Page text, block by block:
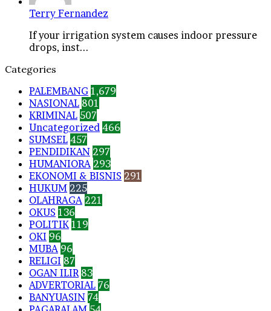
Terry Fernandez
If your irrigation system causes indoor pressure
drops, inst...
Categories
PALEMBANG 1,679
NASIONAL 801
KRIMINAL 507
Uncategorized 466
SUMSEL 457
PENDIDIKAN 297
HUMANIORA 293
EKONOMI & BISNIS 291
HUKUM 225
OLAHRAGA 221
OKUS 136
POLITIK 119
OKI 96
MUBA 96
RELIGI 87
OGAN ILIR 83
ADVERTORIAL 76
BANYUASIN 74